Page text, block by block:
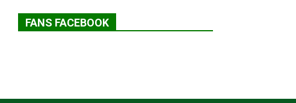
FANS FACEBOOK